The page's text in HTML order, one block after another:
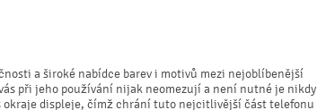
a široké nabídce barev i motivů mezi nejoblíbenější
při jeho používání nijak neomezují a není nutné je nikdy
okraje displeje, čímž chrání tuto nejcitlivější část telefonu